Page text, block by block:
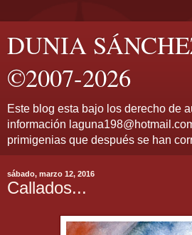
DUNIA
©2007-2026
Este blog esta bajo los derecho de
información
primigenias que después se han
sábado, marzo 12, 2016
Callados...